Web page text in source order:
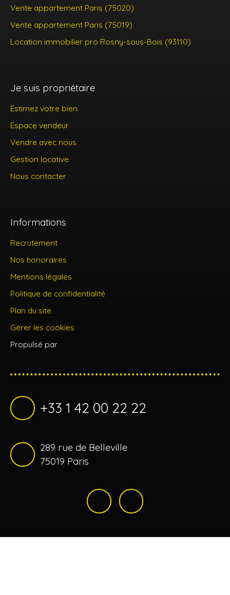
Vente appartement Paris (75020)
Vente appartement Paris (75019)
Location immobilier pro Rosny-sous-Bois (93110)
Je suis propriétaire
Estimez votre bien
Espace vendeur
Vendre avec nous
Gestion locative
Nous contacter
Informations
Recrutement
Nos honoraires
Mentions légales
Politique de confidentialité
Plan du site
Gérer les cookies
Propulsé par
+33 1 42 00 22 22
289 rue de Belleville
75019 Paris